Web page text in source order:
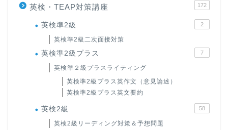
英検・TEAP対策講座 172
英検準2級 2
英検準2級二次面接対策
英検準2級プラス 7
英検準２級プラスライティング
英検準2級プラス英作文（意見論述）
英検準2級プラス英文要約
英検2級 58
英検2級リーディング対策＆予想問題